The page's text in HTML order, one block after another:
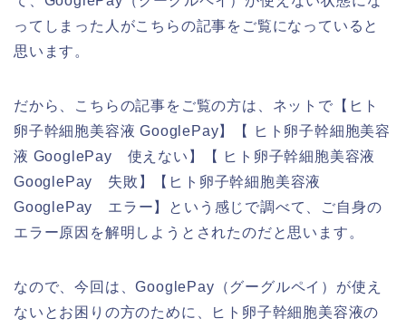
ってしまった人がこちらの記事をご覧になっていると
思います。
だから、こちらの記事をご覧の方は、ネットで【ヒト
卵子幹細胞美容液 GooglePay】【 ヒト卵子幹細胞美容
液 GooglePay 使えない】【 ヒト卵子幹細胞美容液
GooglePay 失敗】【ヒト卵子幹細胞美容液
GooglePay エラー】という感じで調べて、ご自身の
エラー原因を解明しようとされたのだと思います。
なので、今回は、GooglePay（グーグルペイ）が使え
ないとお困りの方のために、ヒト卵子幹細胞美容液の